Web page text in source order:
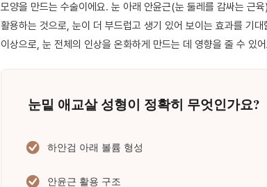
모양을 만드는 수술이에요. 눈 아래 안윤근(눈 둘레를 감싸는 근
활용하는 것으로, 눈이 더 부드럽고 생기 있어 보이는 효과를 기
이상으로, 눈 전체의 인상을 온화하게 만드는 데 영향을 줄 수 있